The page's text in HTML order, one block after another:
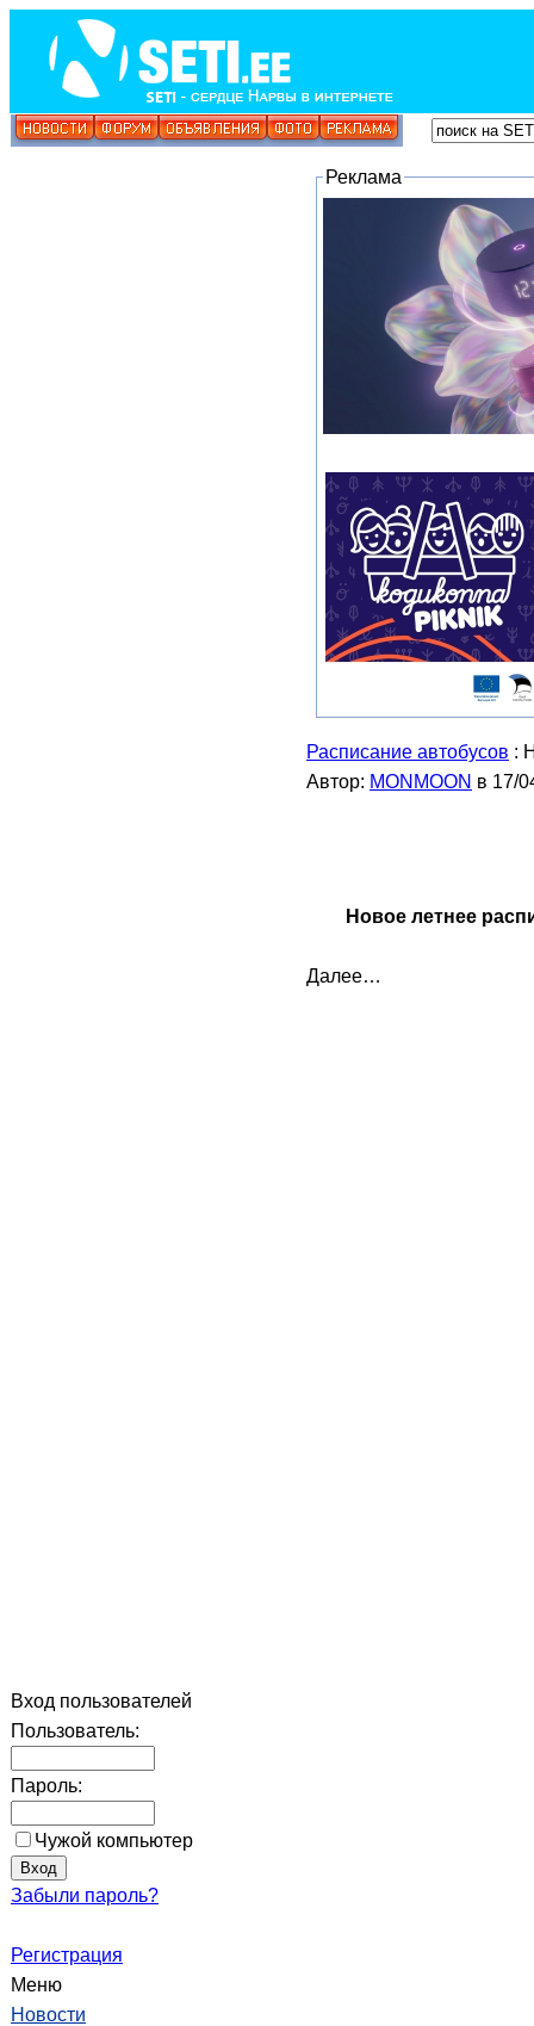
Вход пользователей
Пользователь:
Пароль:
Чужой компьютер
Забыли пароль?
Регистрация
Меню
Новости
Реклама
Расписание автобусов :
Автор: MONMOON в 17/
Новое летнее
Далее…